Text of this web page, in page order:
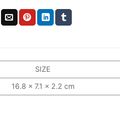
SIZE
16.8 x 7.1 x 2.2 cm